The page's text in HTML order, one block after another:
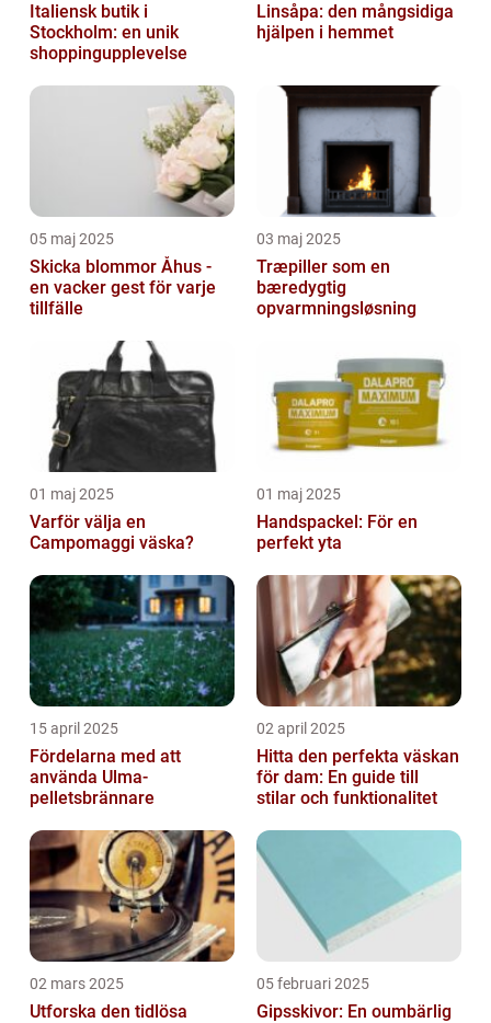
Italiensk butik i
Stockholm: en unik
shoppingupplevelse
Linsåpa: den mångsidiga
hjälpen i hemmet
05 maj 2025
Skicka blommor Åhus -
en vacker gest för varje
tillfälle
03 maj 2025
Træpiller som en
bæredygtig
opvarmningsløsning
01 maj 2025
Varför välja en
Campomaggi väska?
01 maj 2025
Handspackel: För en
perfekt yta
15 april 2025
Fördelarna med att
använda Ulma-
pelletsbrännare
02 april 2025
Hitta den perfekta väskan
för dam: En guide till
stilar och funktionalitet
02 mars 2025
Utforska den tidlösa
05 februari 2025
Gipsskivor: En oumbärlig